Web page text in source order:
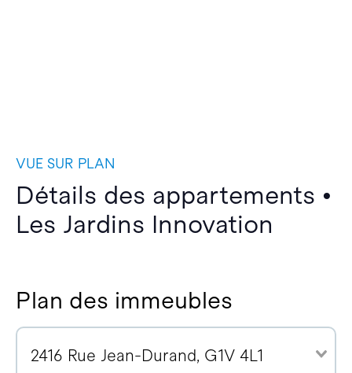
VUE SUR PLAN
Détails des appartements •
Les Jardins Innovation
Plan des immeubles
2416 Rue Jean-Durand, G1V 4L1